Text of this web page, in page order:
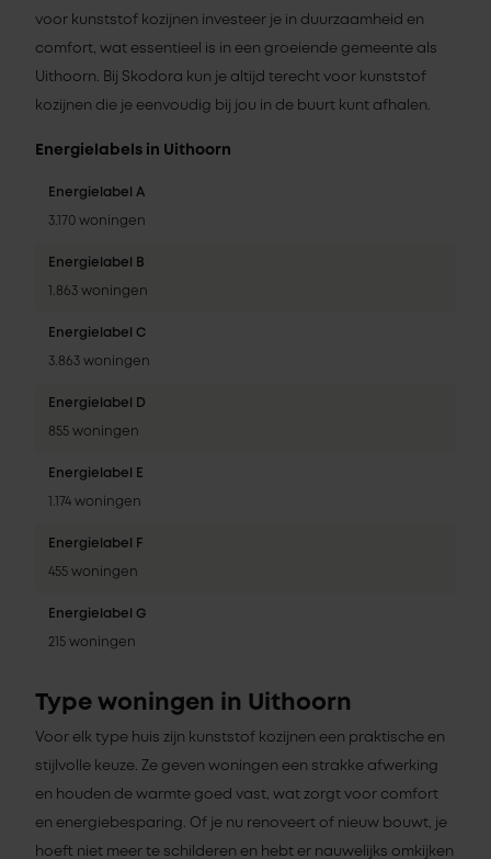
voor kunststof kozijnen investeer je in duurzaamheid en
comfort, wat essentieel is in een groeiende gemeente als
Uithoorn. Bij Skodora kun je altijd terecht voor kunststof
kozijnen die je eenvoudig bij jou in de buurt kunt afhalen.
Energielabels in Uithoorn
Energielabel A
3.170 woningen
Energielabel B
1.863 woningen
Energielabel C
3.863 woningen
Energielabel D
855 woningen
Energielabel E
1.174 woningen
Energielabel F
455 woningen
Energielabel G
215 woningen
Type woningen in Uithoorn
Voor elk type huis zijn kunststof kozijnen een praktische en
stijlvolle keuze. Ze geven woningen een strakke afwerking
en houden de warmte goed vast, wat zorgt voor comfort
en energiebesparing. Of je nu renoveert of nieuw bouwt, je
hoeft niet meer te schilderen en hebt er nauwelijks omkijken